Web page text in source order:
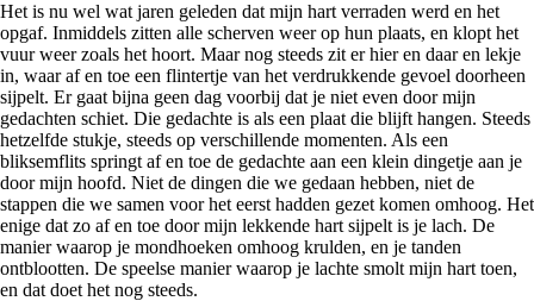
Het is nu wel wat jaren geleden dat mijn hart verraden werd en het
opgaf. Inmiddels zitten alle scherven weer op hun plaats, en klopt het
vuur weer zoals het hoort. Maar nog steeds zit er hier en daar en lekje
in, waar af en toe een flintertje van het verdrukkende gevoel doorheen
sijpelt. Er gaat bijna geen dag voorbij dat je niet even door mijn
gedachten schiet. Die gedachte is als een plaat die blijft hangen. Steeds
hetzelfde stukje, steeds op verschillende momenten. Als een
bliksemflits springt af en toe de gedachte aan een klein dingetje aan je
door mijn hoofd. Niet de dingen die we gedaan hebben, niet de
stappen die we samen voor het eerst hadden gezet komen omhoog. Het
enige dat zo af en toe door mijn lekkende hart sijpelt is je lach. De
manier waarop je mondhoeken omhoog krulden, en je tanden
ontblootten. De speelse manier waarop je lachte smolt mijn hart toen,
en dat doet het nog steeds.